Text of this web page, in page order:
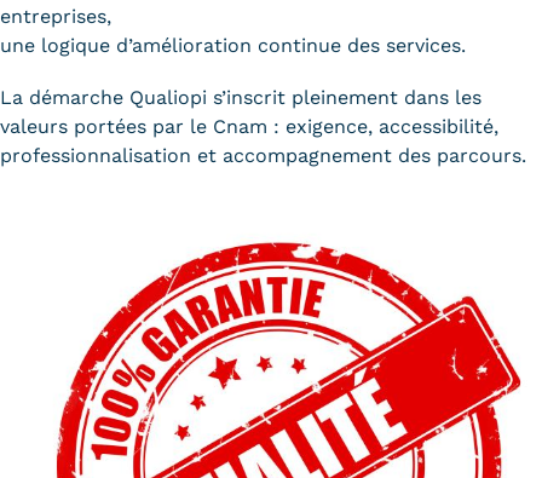
entreprises,
une logique d’amélioration continue des services.
La démarche Qualiopi s’inscrit pleinement dans les
valeurs portées par le Cnam : exigence, accessibilité,
professionnalisation et accompagnement des parcours.